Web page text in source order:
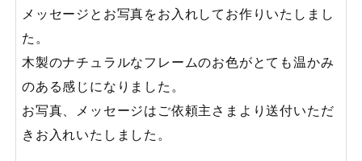
メッセージとお写真をお入れしてお作りいたしまし
た。
木製のナチュラルなフレームのお色がとても温かみ
のある感じになりました。
お写真、メッセージはご依頼主さまより送付いただ
きお入れいたしました。